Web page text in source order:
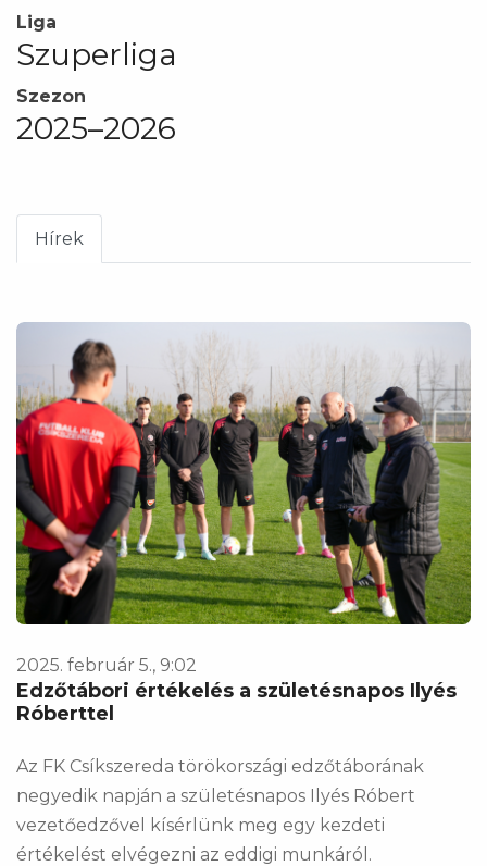
Liga
Szuperliga
Szezon
2025–2026
Hírek
2025. február 5., 9:02
Edzőtábori értékelés a születésnapos Ilyés
Róberttel
Az FK Csíkszereda törökországi edzőtáborának
negyedik napján a születésnapos Ilyés Róbert
vezetőedzővel kísérlünk meg egy kezdeti
értékelést elvégezni az eddigi munkáról.